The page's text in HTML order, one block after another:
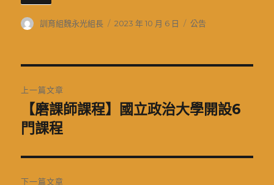
作
訓育組魏永光組長
發
2023 年 10 月 6 日
分
公告
章
導
覽
上一篇文章
一
文
章:
【磨課師課程】國立政治大學開設6
門課程
下一篇文章